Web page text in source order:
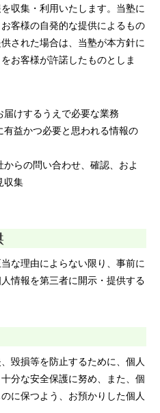
収集・利用いたします。当塾に
客様の自発的な提供によるもの
された場合は、当塾が本方針に
お客様が許諾したものとしま
届けするうえで必要な業務
益かつ必要と思われる情報の
らの問い合わせ、確認、およ
収集
な理由によらない限り、事前に
情報を第三者に開示・提供する
毀損等を防止するために、個人
分な安全保護に努め、また、個
に保つよう、お預かりした個人